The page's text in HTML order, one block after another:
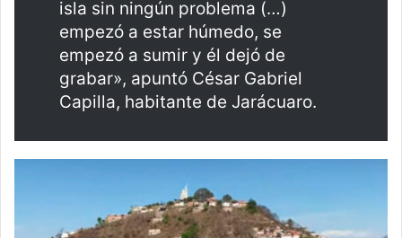
isla sin ningún problema (…)
empezó a estar húmedo, se
empezó a sumir y él dejó de
grabar», apuntó César Gabriel
Capilla, habitante de Jarácuaro.